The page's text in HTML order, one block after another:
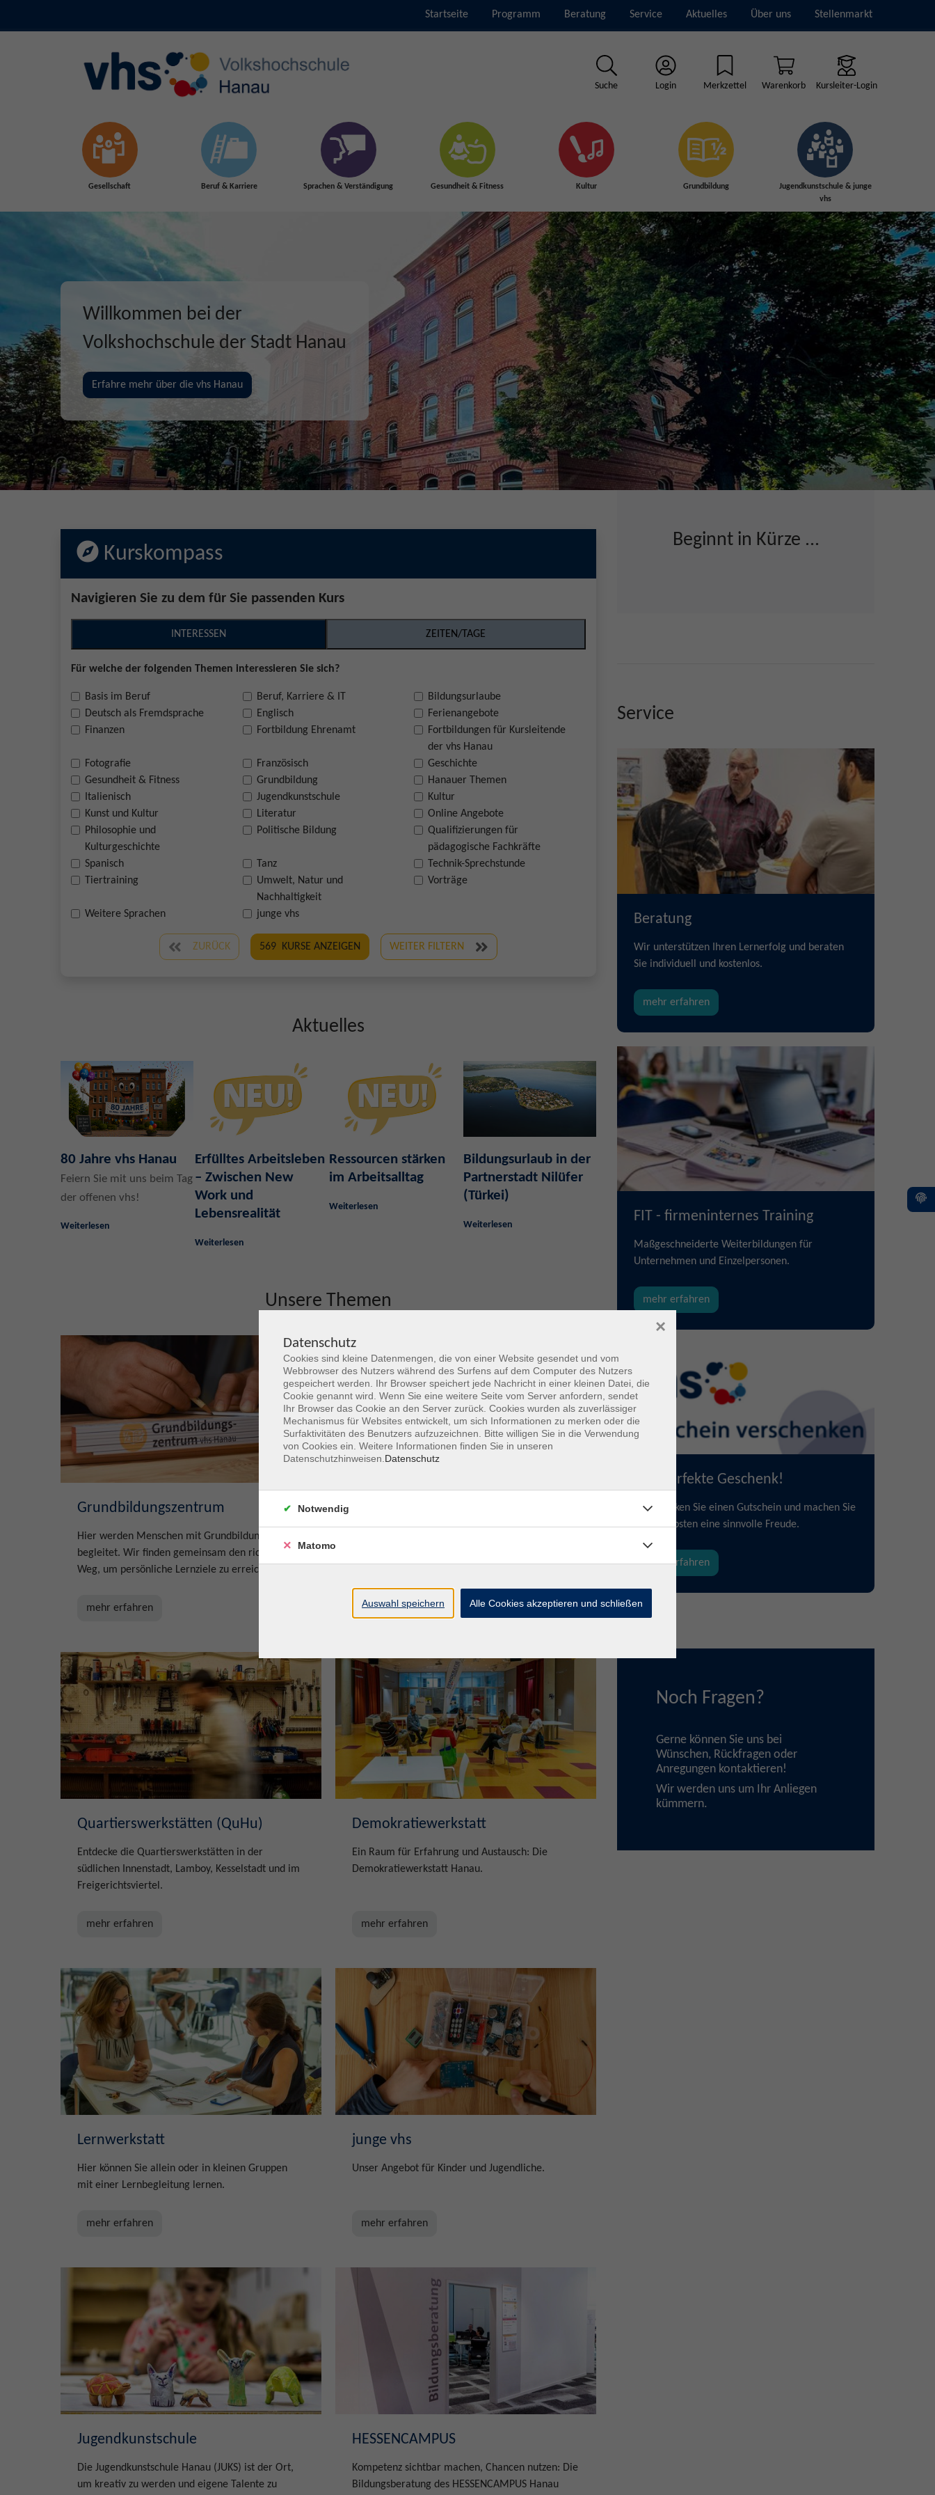
Startseite Programm Beratung Service Aktuelles Über uns Stellenmarkt
Suche Login Merkzettel Warenkorb Kursleiter-Login
Gesellschaft Beruf & Karriere Sprachen & Verständigung Gesundheit & Fitness Kultur Grundbildung
Jugendkunstschule & junge
vhs
Gemeinsam Zukunft entdecken,
erschaffen, erleben
Kurskompass
Navigieren Sie zu dem für Sie passenden Kurs
INTERESSEN ZEITEN/TAGE
Für welche der folgenden Themen interessieren Sie sich?
Basis im Beruf Beruf, Karriere & IT
Bildungsurlaube
Deutsch als Fremdsprache
Englisch
Ferienangebote
Finanzen
Fortbildung Ehrenamt
Fortbildungen für Kursleitende
der vhs Hanau
Fotografie
Französisch
Geschichte
Gesundheit & Fitness
Grundbildung
Hanauer Themen
Italienisch
Jugendkunstschule
Kultur
Kunst und Kultur
Literatur
Online Angebote
Philosophie und
Kulturgeschichte
Politische Bildung
Qualifizierungen für
pädagogische Fachkräfte
Spanisch
Tanz
Technik-Sprechstunde
Tiertraining
Umwelt, Natur und
Nachhaltigkeit
Vorträge
Weitere Sprachen junge vhs
ZURÜCK 569 KURSE ANZEIGEN WEITER FILTERN
Aktuelles
80 Jahre vhs Hanau
Feiern Sie mit uns beim Tag
der offenen vhs!
Weiterlesen
Erfülltes Arbeitsleben
– Zwischen New
Work und
Lebensrealität
Weiterlesen
Ressourcen stärken
im Arbeitsalltag
Weiterlesen
Bildungsurlaub in der
Partnerstadt Nilüfer
(Türkei)
Weiterlesen
Unsere Themen
Grundbildungszentrum
Hier werden Menschen mit Grundbildungsbedarf
begleitet. Wir finden gemeinsam den richtigen
Weg, um persönliche Lernziele zu erreichen.
mehr erfahren mehr erfahren
Quartierswerkstätten (QuHu)
Entdecke die Quartierswerkstätten in der
südlichen Innenstadt, Lamboy, Kesselstadt und im
Freigerichtsviertel.
mehr erfahren
Demokratiewerkstatt
Ein Raum für Erfahrung und Austausch: Die
Demokratiewerkstatt Hanau.
mehr erfahren
Lernwerkstatt
Hier können Sie allein oder in kleinen Gruppen
mit einer Lernbegleitung lernen.
mehr erfahren
junge vhs
Unser Angebot für Kinder und Jugendliche.
mehr erfahren
Jugendkunstschule
Die Jugendkunstschule Hanau (JUKS) ist der Ort,
um kreativ zu werden und eigene Talente zu
HESSENCAMPUS
Kompetenz sichtbar machen, Chancen nutzen: Die
Bildungsberatung des HESSENCAMPUS Hanau
Beginnt in Kürze ...
Service
Beratung
Wir unterstützen Ihren Lernerfolg und beraten
Sie individuell und kostenlos.
mehr erfahren
FIT - firmeninternes Training
Maßgeschneiderte Weiterbildungen für
Unternehmen und Einzelpersonen.
mehr erfahren
Das perfekte Geschenk!
Verschenken Sie einen Gutschein und machen Sie
Ihren Liebsten eine sinnvolle Freude.
mehr erfahren
Noch Fragen?
Gerne können Sie uns bei
Wünschen, Rückfragen oder
Anregungen kontaktieren!
Wir werden uns um Ihr Anliegen
kümmern.
Datenschutz
Cookies sind kleine Datenmengen, die von einer Website gesendet und vom
Webbrowser des Nutzers während des Surfens auf dem Computer des Nutzers
gespeichert werden. Ihr Browser speichert jede Nachricht in einer kleinen Datei, die
Cookie genannt wird. Wenn Sie eine weitere Seite vom Server anfordern, sendet
Ihr Browser das Cookie an den Server zurück. Cookies wurden als zuverlässiger
Mechanismus für Websites entwickelt, um sich Informationen zu merken oder die
Surfaktivitäten des Benutzers aufzuzeichnen. Bitte willigen Sie in die Verwendung
von Cookies ein. Weitere Informationen finden Sie in unseren
Datenschutzhinweisen. Datenschutz
×
Notwendig
Matomo
Auswahl speichern Alle Cookies akzeptieren und schließen